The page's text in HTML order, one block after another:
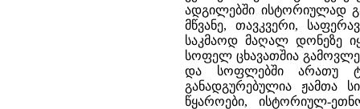
ადგილებში ისტორიულად
მწვანე, თავკვერი,
საკმაოდ მაღალ დონეზე
სოფელ ცხავათშია
და სოფლებში არათუ
განადგურებულია ჟამთა
წყაროები, ისტორიულ-